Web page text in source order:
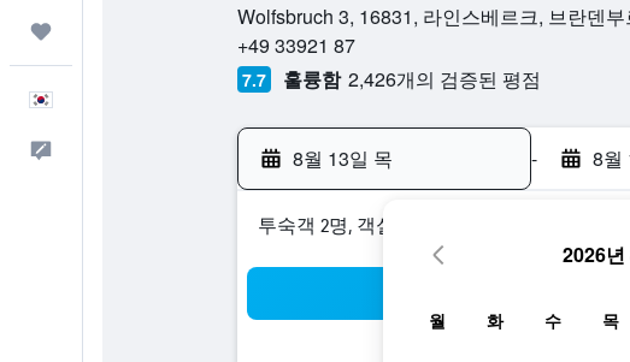
Wolfsbruch 3, 16831, 라인스베르크, 브란덴부
+49 33921 87
7.7 훌륭함 2,426개의 검증된 평점
8월 13일 목 - 8월
​투숙객 2​명, ​객실 1개
2026년
월 화 수 목